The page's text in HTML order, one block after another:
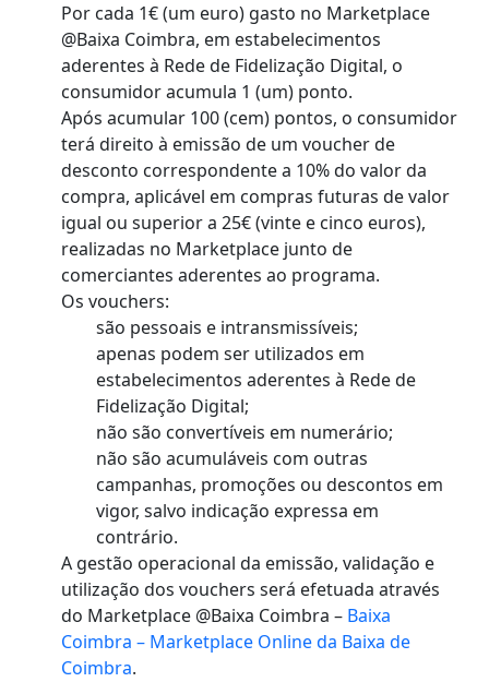
Por cada 1€ (um euro) gasto no Marketplace
@Baixa Coimbra, em estabelecimentos
aderentes à Rede de Fidelização Digital, o
consumidor acumula 1 (um) ponto.
Após acumular 100 (cem) pontos, o consumidor
terá direito à emissão de um voucher de
desconto correspondente a 10% do valor da
compra, aplicável em compras futuras de valor
igual ou superior a 25€ (vinte e cinco euros),
realizadas no Marketplace junto de
comerciantes aderentes ao programa.
Os vouchers:
são pessoais e intransmissíveis;
apenas podem ser utilizados em
estabelecimentos aderentes à Rede de
Fidelização Digital;
não são convertíveis em numerário;
não são acumuláveis com outras
campanhas, promoções ou descontos em
vigor, salvo indicação expressa em
contrário.
A gestão operacional da emissão, validação e
utilização dos vouchers será efetuada através
do Marketplace @Baixa Coimbra – Baixa
Coimbra – Marketplace Online da Baixa de
Coimbra.